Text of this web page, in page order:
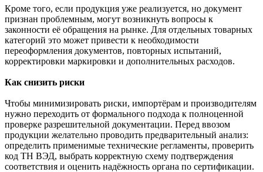
Кроме того, если продукция уже реализуется, но документ
признан проблемным, могут возникнуть вопросы к
законности её обращения на рынке. Для отдельных товарных
категорий это может привести к необходимости
переоформления документов, повторных испытаний,
корректировки маркировки и дополнительных расходов.
Как снизить риски
Чтобы минимизировать риски, импортёрам и производителям
нужно переходить от формального подхода к полноценной
проверке разрешительной документации. Перед ввозом
продукции желательно проводить предварительный анализ:
определить применимые технические регламенты, проверить
код ТН ВЭД, выбрать корректную схему подтверждения
соответствия и оценить надёжность органа по сертификации.